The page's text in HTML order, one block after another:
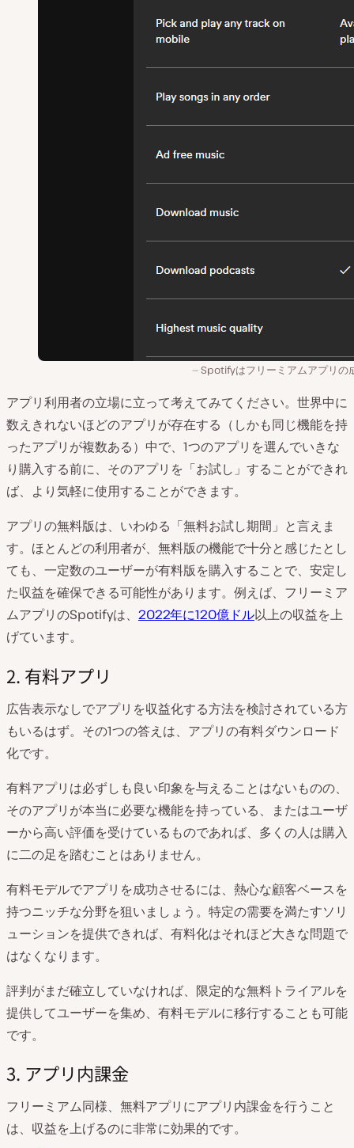
Spotifyはフリーミアムアプリの
アプリ利用者の立場に立って考えてみてください。世界中に
数えきれないほどのアプリが存在する（しかも同じ機能を持
ったアプリが複数ある）中で、1つのアプリを選んでいきな
り購入する前に、そのアプリを「お試し」することができれ
ば、より気軽に使用することができます。
アプリの無料版は、いわゆる「無料お試し期間」と言えま
す。ほとんどの利用者が、無料版の機能で十分と感じたとし
ても、一定数のユーザーが有料版を購入することで、安定し
た収益を確保できる可能性があります。例えば、フリーミア
ムアプリのSpotifyは、 2022年に120億ドル以上の収益を上
げています。
2. 有料アプリ
広告表示なしでアプリを収益化する方法を検討されている方
もいるはず。その1つの答えは、アプリの有料ダウンロード
化です。
有料アプリは必ずしも良い印象を与えることはないものの、
そのアプリが本当に必要な機能を持っている、またはユーザ
ーから高い評価を受けているものであれば、多くの人は購入
に二の足を踏むことはありません。
有料モデルでアプリを成功させるには、熱心な顧客ベースを
持つニッチな分野を狙いましょう。特定の需要を満たすソリ
ューションを提供できれば、有料化はそれほど大きな問題で
はなくなります。
評判がまだ確立していなければ、限定的な無料トライアルを
提供してユーザーを集め、有料モデルに移行することも可能
です。
3. アプリ内課金
フリーミアム同様、無料アプリにアプリ内課金を行うこと
は、収益を上げるのに非常に効果的です。